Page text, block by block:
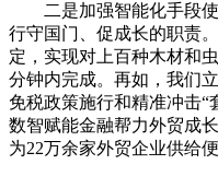
二是加强智能化手段使
行守国门、促成长的职责
定，实现对上百种木材和
分钟内完成。再如，我们
免税政策施行和精准冲击“
数智赋能金融帮力外贸成
为22万余家外贸企业供给